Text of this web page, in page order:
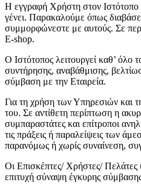
Η εγγραφή Χρήστη στον
γένει. Παρακαλούμε όπως
συμμορφώνεστε με αυτούς. Σε
E-shop.
Ο Ιστότοπος λειτουργεί καθ’ όλο
συντήρησης, αναβάθμισης,
σύμβαση με την Εταιρεία.
Για τη χρήση των Υπηρεσιών και
του. Σε αντίθετη περίπτωση η
συμπαραστάτες και επίτροποι
τις πράξεις ή παραλείψεις των
παρανόμως ή χωρίς συναίνεση,
Οι Επισκέπτες/ Χρήστες/ Πελάτες
επιτυχή σύναψη έγκυρης